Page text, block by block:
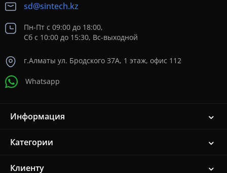
sd@sintech.kz
Пн-Пт с 09:00 до 18:00,
Сб с 10:00 до 15:30, Вс-выходной
г.Алматы ул. Бродского 37A, 1 этаж, офис 112
Whatsapp
Информация
Категории
Клиенту